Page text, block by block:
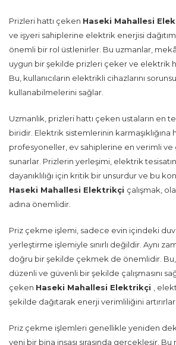
Prizleri hattı çeken Haseki Mahallesi
ve işyeri sahiplerine elektrik enerjisi
önemli bir rol üstlenirler. Bu uzmanlar,
uygun bir şekilde prizleri çeker ve elektrik
Bu, kullanıcıların elektrikli cihazlarını
kullanabilmelerini sağlar.
Uzmanlık, prizleri hattı çeken ustaların en
biridir. Elektrik sistemlerinin karmaşıklığına
profesyoneller, ev sahiplerine en verimli
sunarlar. Prizlerin yerleşimi, elektrik
dayanıklılığı için kritik bir unsurdur ve bu
Haseki Mahallesi Elektrikçi çalışmak,
adına önemlidir.
Priz çekme işlemi, sadece evin içindeki
yerleştirme işlemiyle sınırlı değildir. Aynı
doğru bir şekilde çekmek de önemlidir. Bu,
düzenli ve güvenli bir şekilde çalışmasını
çeken Haseki Mahallesi Elektrikçi
,
şekilde dağıtarak enerji verimliliğini artırırlar.
Priz çekme işlemleri genellikle yeniden
yeni bir bina inşası sırasında gerçekleşir.